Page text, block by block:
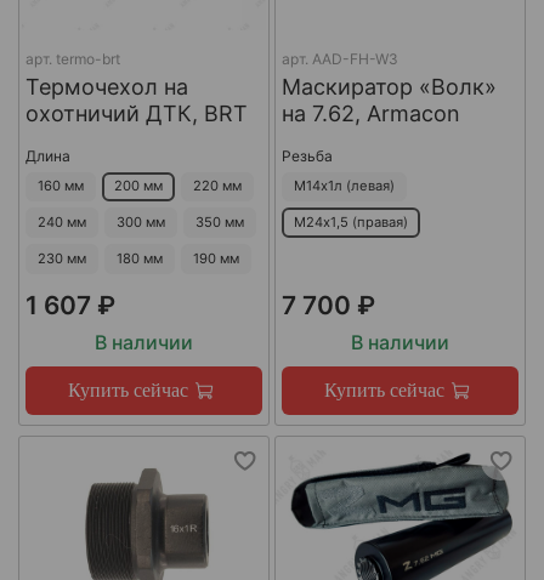
арт. termo-brt
Термочехол на
охотничий ДТК, BRT
Длина
160 мм 200 мм 220 мм
240 мм 300 мм 350 мм
230 мм 180 мм 190 мм
1 607 ₽
В наличии
Купить сейчас
арт. AAD-FH-W3
Маскиратор «Волк»
на 7.62, Armacon
Резьба
М14х1л (левая)
М24х1,5 (правая)
7 700 ₽
В наличии
Купить сейчас